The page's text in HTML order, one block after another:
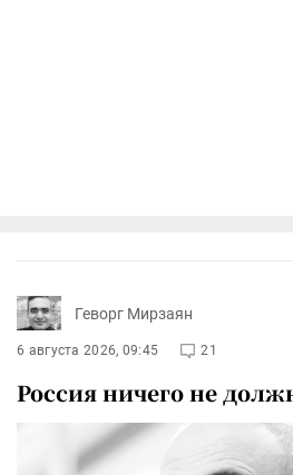
Геворг Мирзаян
6 августа 2026, 09:45 21
Россия ничего не